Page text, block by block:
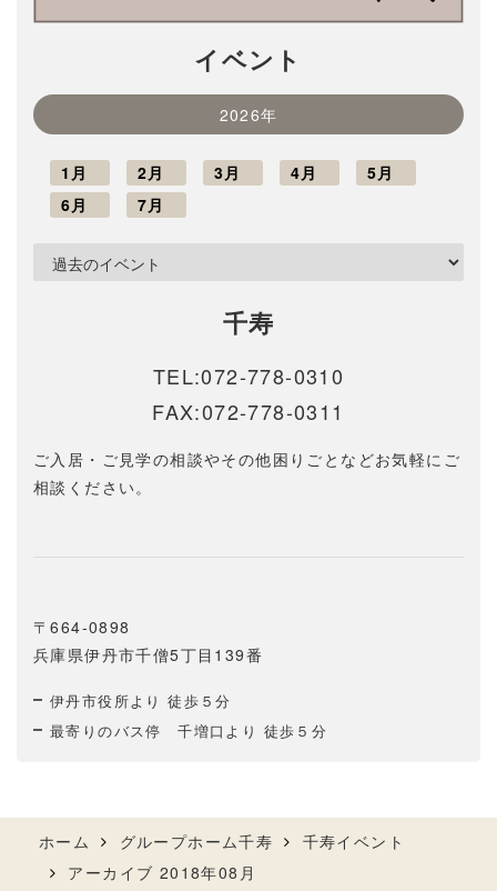
イベント
2026年
1月 2月 3月 4月
5月
6月
7月
千寿
TEL:072-778-0310
FAX:072-778-0311
ご入居・ご見学の相談やその他困りごとなどお気軽にご
相談ください。
〒664-0898
兵庫県伊丹市千僧5丁目139番
伊丹市役所より 徒歩５分
最寄りのバス停 千増口より 徒歩５分
ホーム グループホーム千寿
千寿イベント
アーカイブ 2018年08月